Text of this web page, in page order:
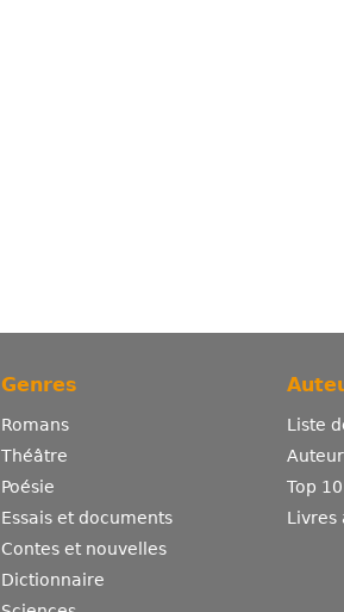
Genres
Romans
Théâtre
Poésie
Essais et documents
Contes et nouvelles
Dictionnaire
Liste
Top
Livres